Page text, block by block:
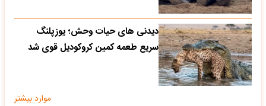
دیدنی های حیات وحش؛ یوزپلنگ
سریع طعمه کمین کروکودیل قوی شد
موارد بیشتر